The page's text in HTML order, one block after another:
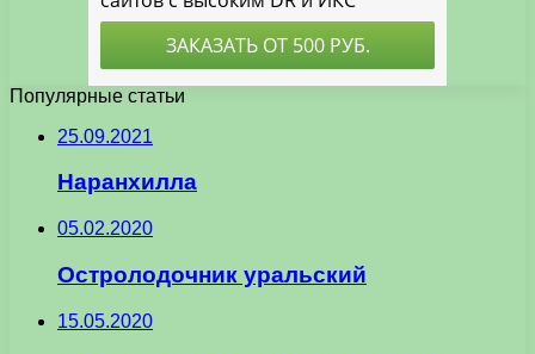
Популярные статьи
25.09.2021
Наранхилла
05.02.2020
Остролодочник уральский
15.05.2020